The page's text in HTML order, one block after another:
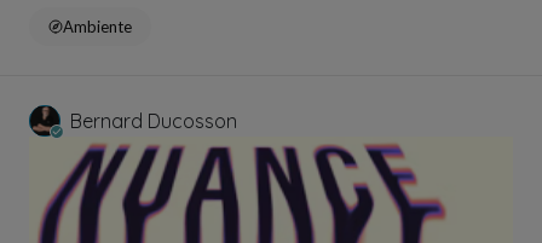
Ambiente
Bernard Ducosson